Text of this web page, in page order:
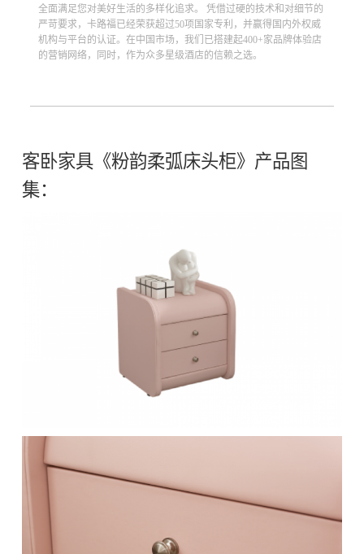
全面满足您对美好生活的多样化追求。 凭借过硬的技术和对细节的
严苛要求，卡路福已经荣获超过50项国家专利，并赢得国内外权威
机构与平台的认证。在中国市场，我们已搭建起400+家品牌体验店
的营销网络，同时，作为众多星级酒店的信赖之选。
客卧家具《粉韵柔弧床头柜》产品图
集：